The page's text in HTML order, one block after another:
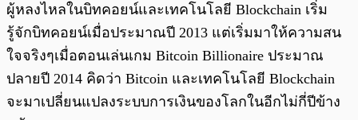
ผู้หลงไหลในบิทคอยน์และเทคโนโลยี Blockchain เริ่ม
รู้จักบิทคอยน์เมื่อประมาณปี 2013 แต่เริ่มมาให้ความสน
ใจจริงๆเมื่อตอนเล่นเกม Bitcoin Billionaire ประมาณ
ปลายปี 2014 คิดว่า Bitcoin และเทคโนโลยี Blockchain
จะมาเปลี่ยนแปลงระบบการเงินของโลกในอีกไม่กี่ปีข้าง